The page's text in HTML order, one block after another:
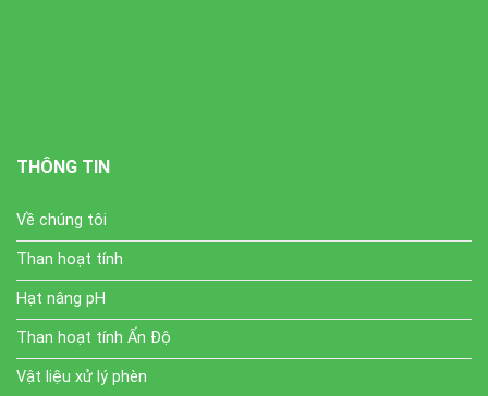
THÔNG TIN
Về chúng tôi
Than hoạt tính
Hạt nâng pH
Than hoạt tính Ấn Độ
Vật liệu xử lý phèn